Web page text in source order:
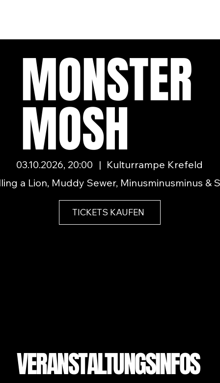
MONSTER
MOSH
03.10.2026, 20:00 | Kulturrampe Krefeld
a Lion, Muddy Sewer, Minusminusminus &
TICKETS KAUFEN
VERANSTALTUNGSINFOS